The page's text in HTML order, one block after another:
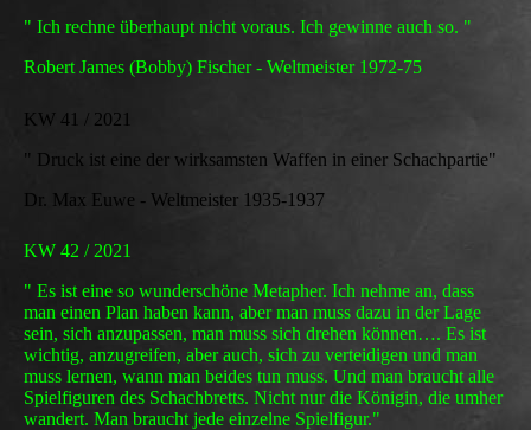
" Ich rechne überhaupt nicht voraus. Ich gewinne auch so. "
Robert James (Bobby) Fischer - Weltmeister 1972-75
KW 41 / 2021
" Druck ist eine der wirksamsten Waffen in einer Schachpartie"
Dr. Max Euwe - Weltmeister 1935-1937
KW 42 / 2021
" Es ist eine so wunderschöne Metapher. Ich nehme an, dass
man einen Plan haben kann, aber man muss dazu in der Lage
sein, sich anzupassen, man muss sich drehen können…. Es ist
wichtig, anzugreifen, aber auch, sich zu verteidigen und man
muss lernen, wann man beides tun muss. Und man braucht alle
Spielfiguren des Schachbretts. Nicht nur die Königin, die umher
wandert. Man braucht jede einzelne Spielfigur."